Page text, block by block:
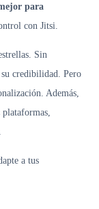
para
con Jitsi.
Sin
credibilidad. Pero
Además,
plataformas,
a tus